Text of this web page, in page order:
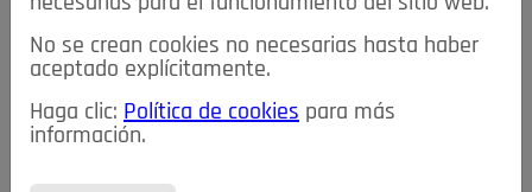
NOTICIAS SERVICIOS DE INTERÉS
TABLÓN DE ANUNCIOS MIS ANUNCIOS CONTACTO
NOSOTROS
No se crean cookies no necesarias hasta haber
aceptado explícitamente.
Haga clic: Política de cookies para más
información.